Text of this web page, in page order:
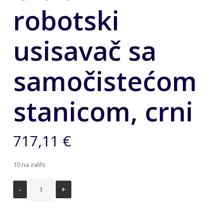
robotski
usisavač sa
samočistećom
stanicom, crni
717,11 €
10 na zalihi